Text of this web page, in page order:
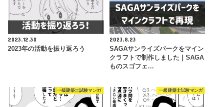
2023.12.30
2023年の活動を振り返ろう
2023.8.23
SAGAサンライズパークをマイン
クラフトで制作しました｜SAGA
ものスゴフェ…
一級建築士試験マンガ 一級建築士試験マンガ